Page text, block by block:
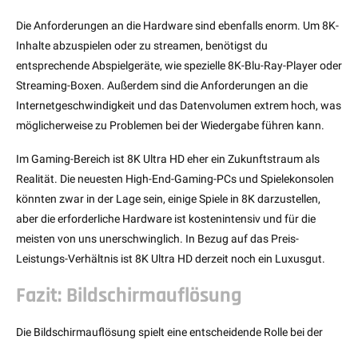
Die Anforderungen an die Hardware sind ebenfalls enorm. Um 8K-
Inhalte abzuspielen oder zu streamen, benötigst du
entsprechende Abspielgeräte, wie spezielle 8K-Blu-Ray-Player oder
Streaming-Boxen. Außerdem sind die Anforderungen an die
Internetgeschwindigkeit und das Datenvolumen extrem hoch, was
möglicherweise zu Problemen bei der Wiedergabe führen kann.
Im Gaming-Bereich ist 8K Ultra HD eher ein Zukunftstraum als
Realität. Die neuesten High-End-Gaming-PCs und Spielekonsolen
könnten zwar in der Lage sein, einige Spiele in 8K darzustellen,
aber die erforderliche Hardware ist kostenintensiv und für die
meisten von uns unerschwinglich. In Bezug auf das Preis-
Leistungs-Verhältnis ist 8K Ultra HD derzeit noch ein Luxusgut.
Fazit: Bildschirmauflösung
Die Bildschirmauflösung spielt eine entscheidende Rolle bei der